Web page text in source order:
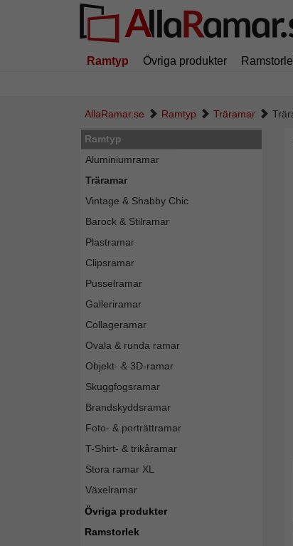
Ramtyp Övriga produkter
AllaRamar.se Ramtyp Träramar
Ramtyp
Aluminiumramar
Träramar
Vintage & Shabby Chic
Barock & Stilramar
Plastramar
Clipsramar
Pusselramar
Galleriramar
Collageramar
Ovala & runda ramar
Objekt- & 3D-ramar
Skuggfogsramar
Brandskyddsramar
Foto- & porträttramar
T-Shirt- & trikåramar
Stora ramar XL
Växelramar
Övriga produkter
Ramstorlek